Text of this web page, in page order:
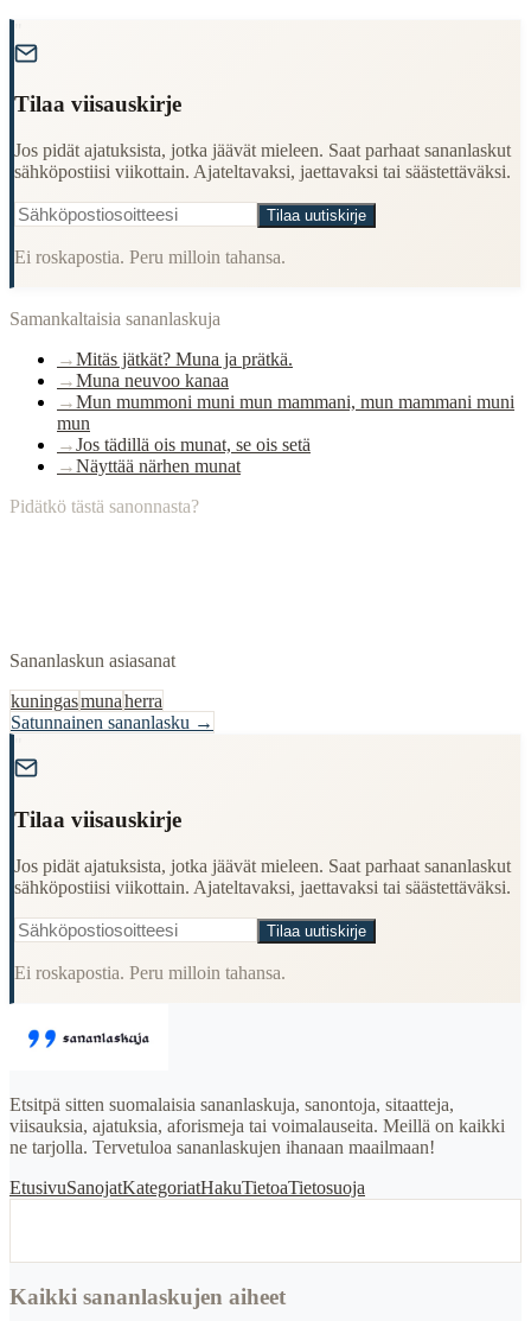
Tilaa viisauskirje
Jos pidät ajatuksista, jotka jäävät mieleen. Saat parhaat sananlaskut
sähköpostiisi viikottain. Ajateltavaksi, jaettavaksi tai säästettäväksi.
Tilaa uutiskirje
Ei roskapostia. Peru milloin tahansa.
Samankaltaisia sananlaskuja
→Mitäs jätkät? Muna ja prätkä.
→Muna neuvoo kanaa
→Mun mummoni muni mun mammani, mun mammani muni
mun
→Jos tädillä ois munat, se ois setä
→Näyttää närhen munat
Pidätkö tästä sanonnasta?
Sananlaskun asiasanat
kuningasmunaherra
Satunnainen sananlasku →
Tilaa viisauskirje
Jos pidät ajatuksista, jotka jäävät mieleen. Saat parhaat sananlaskut
sähköpostiisi viikottain. Ajateltavaksi, jaettavaksi tai säästettäväksi.
Tilaa uutiskirje
Ei roskapostia. Peru milloin tahansa.
Etsitpä sitten suomalaisia sananlaskuja, sanontoja, sitaatteja,
viisauksia, ajatuksia, aforismeja tai voimalauseita. Meillä on kaikki
ne tarjolla. Tervetuloa sananlaskujen ihanaan maailmaan!
EtusivuSanojatKategoriatHakuTietoaTietosuoja
Kaikki sananlaskujen aiheet